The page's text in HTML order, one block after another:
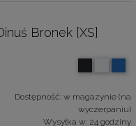
Bronek [XS]
Dostępność: w magazynie (na
wyczerpaniu)
Wysyłka w: 24 godziny